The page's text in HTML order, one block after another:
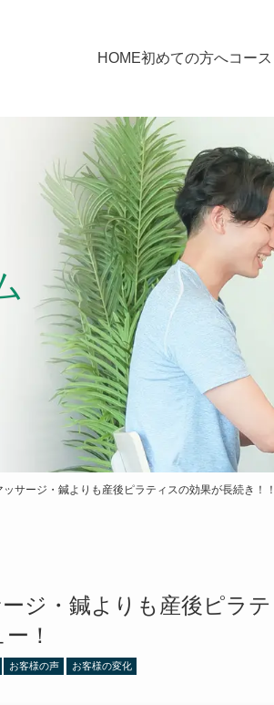
HOME初めての方へコー
サージ・鍼よりも産後ピラティスの効果が長続き！
ジ・鍼よりも産後ピラ
！
お客様の声 お客様の変化